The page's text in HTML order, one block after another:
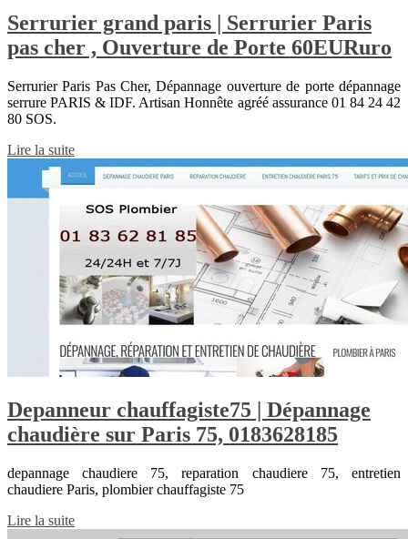
Serrurier grand paris | Serrurier Paris
pas cher , Ouverture de Porte 60EURuro
Serrurier Paris Pas Cher, Dépannage ouverture de porte dépannage
serrure PARIS & IDF. Artisan Honnête agréé assurance 01 84 24 42
80 SOS.
Lire la suite
Depanneur chauffa­giste75 | Dépannage
chaudière sur Paris 75, 0183628185
depannage chaudiere 75, reparation chaudiere 75, entretien
chaudiere Paris, plombier chauffagiste 75
Lire la suite